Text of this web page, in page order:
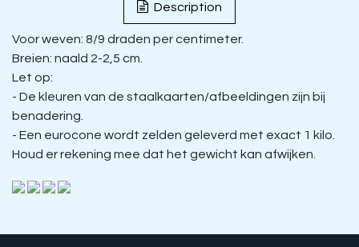
Description
Voor weven: 8/9 draden per centimeter.
Breien: naald 2-2,5 cm.
Let op:
- De kleuren van de staalkaarten/afbeeldingen zijn bij
benadering.
- Een eurocone wordt zelden geleverd met exact 1 kilo.
Houd er rekening mee dat het gewicht kan afwijken.